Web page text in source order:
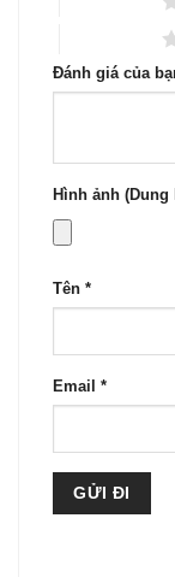
Đánh giá của
Hình ảnh
Tên *
Email *